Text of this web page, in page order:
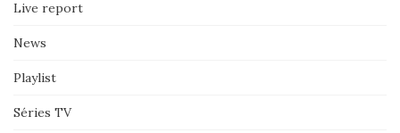
Live report
News
Playlist
Séries TV